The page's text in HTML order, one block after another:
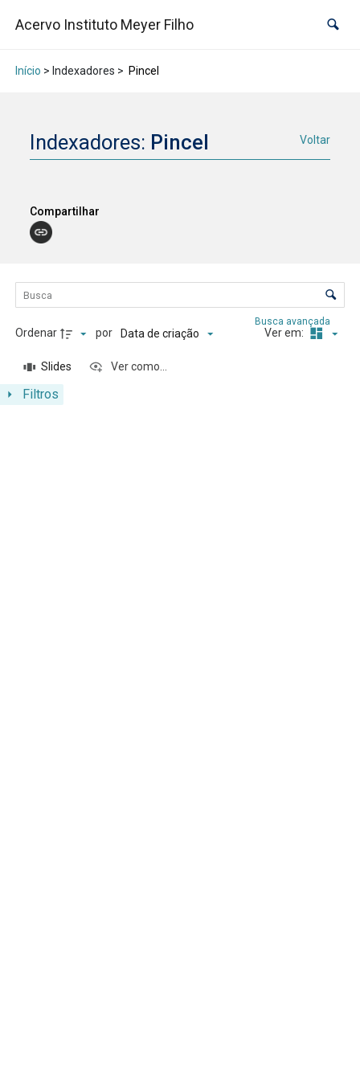
Acervo Instituto Meyer Filho
Início > Indexadores > Pincel
Indexadores: Pincel Voltar
Compartilhar
Lista de itens
Controle de ordenação e visualização
Filtros
Busca avançada
Ordenar por Data de criação Ver em:
Slides Ver como...